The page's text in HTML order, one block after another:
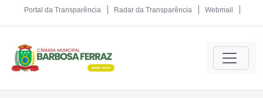
Portal da Transparência Radar da Transparência Webmail